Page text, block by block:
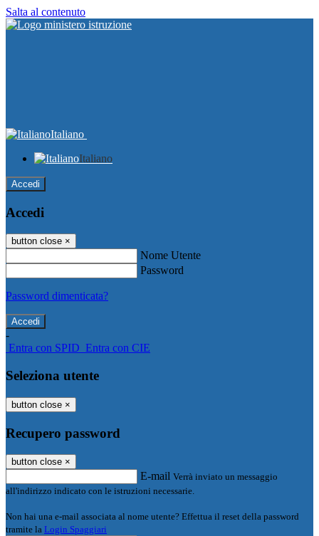
Salta al contenuto
Italiano
Italiano
Accedi
Accedi
button close ×
Nome Utente
Password
Password dimenticata?
-
Entra con SPID Entra con CIE
Seleziona utente
button close ×
Recupero password
button close ×
E-mail Verrà inviato un messaggio
all'indirizzo indicato con le istruzioni necessarie.
Non hai una e-mail associata al nome utente? Effettua il reset della password
tramite la Login Spaggiari